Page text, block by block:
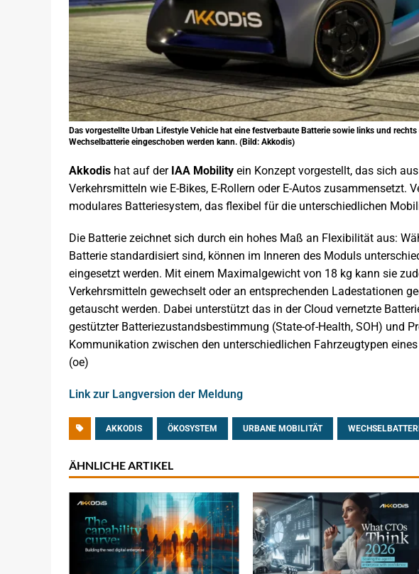
Das vorgestellte Urban Lifestyle Vehicle hat eine festverbaute Batterie sowie links und
Wechselbatterie eingeschoben werden kann. (Bild: Akkodis)
Akkodis hat auf der IAA Mobility ein Konzept vorgestellt, das sich
Verkehrsmitteln wie E-Bikes, E-Rollern oder E-Autos zusammensetzt.
modulares Batteriesystem, das flexibel für die unterschiedlichen
Die Batterie zeichnet sich durch ein hohes Maß an Flexibilität aus:
Batterie standardisiert sind, können im Inneren des Moduls
eingesetzt werden. Mit einem Maximalgewicht von 18 kg kann sie
Verkehrsmitteln gewechselt oder an entsprechenden Ladestationen
getauscht werden. Dabei unterstützt das in der Cloud vernetzte
gestützter Batteriezustandsbestimmung (State-of-Health, SOH) und
Kommunikation zwischen den unterschiedlichen Fahrzeugtypen
(oe)
Link zur Langversion der Meldung
AKKODIS ÖKOSYSTEM URBANE MOBILITÄT
ÄHNLICHE ARTIKEL